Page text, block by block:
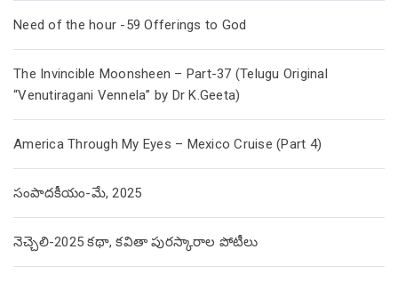
Need of the hour -59 Offerings to God
The Invincible Moonsheen – Part-37 (Telugu Original
“Venutiragani Vennela” by Dr K.Geeta)
America Through My Eyes – Mexico Cruise (Part 4)
సంపాదకీయం-మే, 2025
నెచ్చెలి-2025 కథా, కవితా పురస్కారాల పోటీలు